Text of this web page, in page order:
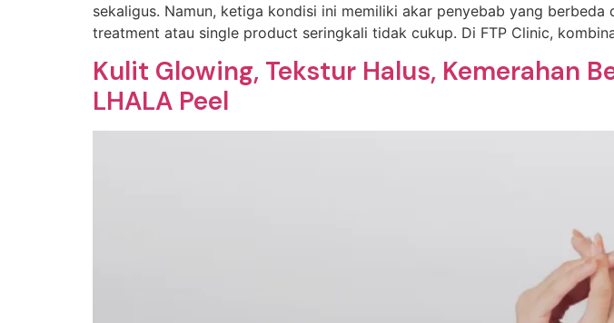
sekaligus. Namun, ketiga kondisi ini memiliki akar penyebab yang
treatment atau single product seringkali tidak cukup. Di FTP Clinic,
Kulit Glowing, Tekstur Halus, Kemerahan
LHALA Peel